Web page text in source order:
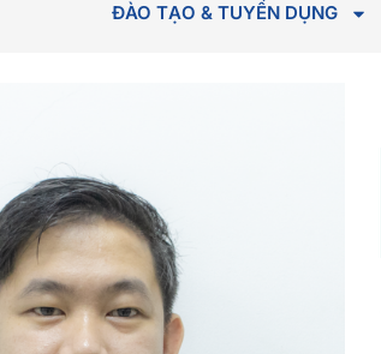
ĐÀO TẠO & TUYỂN DỤNG